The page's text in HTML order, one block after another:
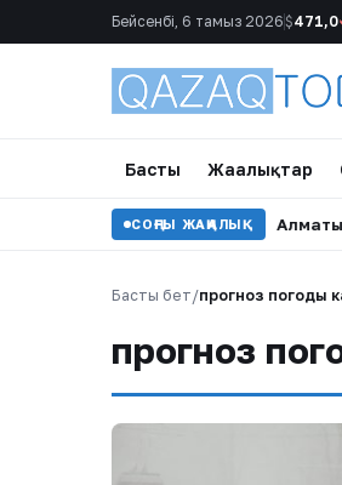
Бейсенбі, 6 тамыз 2026 $471,0
Басты Жаңалықтар
СОҢҒЫ ЖАҢАЛЫҚ
айыппұл салынды • Алматыда
Басты бет/прогноз погоды
прогноз